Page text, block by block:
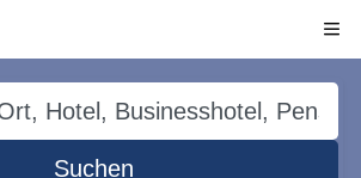
Suchen